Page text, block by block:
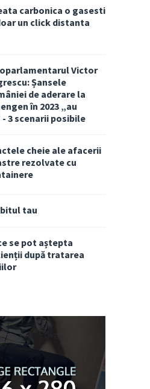
carbonica o gasesti
un click distanta
Victor
Șansele
de aderare la
în 2023 „au
3 scenarii posibile
cheie ale afacerii
rezolvate cu
tau
se pot aștepta
după tratarea